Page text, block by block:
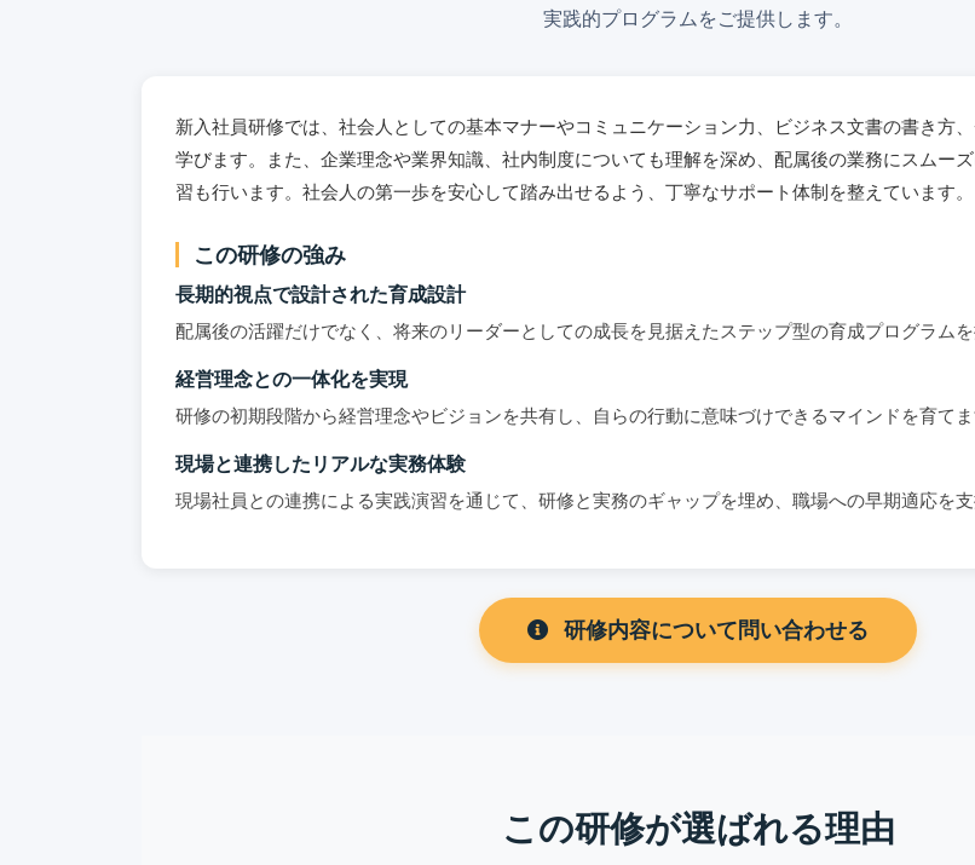
実践的プログラムをご提供します。
新入社員研修では、社会人としての基本マナーやコミュニケーション力、ビジネス文書の書き方
学びます。また、企業理念や業界知識、社内制度についても理解を深め、配属後の業務にスムー
習も行います。社会人の第一歩を安心して踏み出せるよう、丁寧なサポート体制を整えています。
この研修の強み
長期的視点で設計された育成設計
配属後の活躍だけでなく、将来のリーダーとしての成長を見据えたステップ型の育成プログラムを
経営理念との一体化を実現
研修の初期段階から経営理念やビジョンを共有し、自らの行動に意味づけできるマインドを育てま
現場と連携したリアルな実務体験
現場社員との連携による実践演習を通じて、研修と実務のギャップを埋め、職場への早期適応を支
研修内容について問い合わせる
この研修が選ばれる理由